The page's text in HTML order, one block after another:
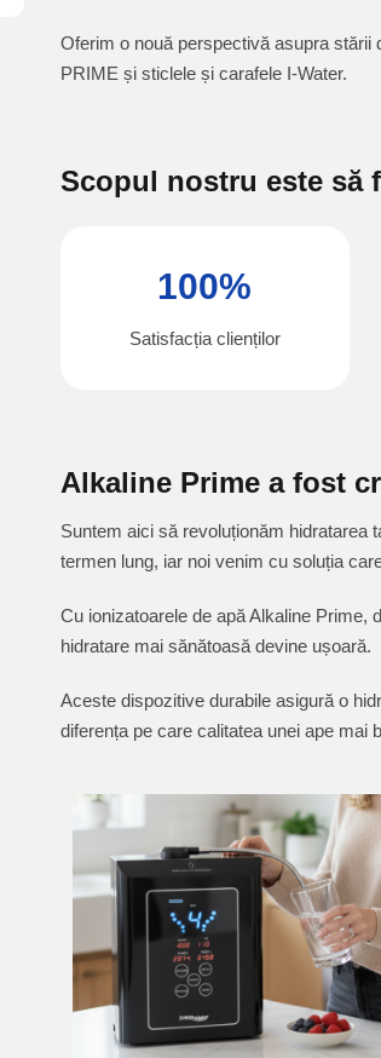
Oferim o nouă perspectivă asupra stării
PRIME și sticlele și carafele I-Water.
Scopul nostru este să
100%
Satisfacția clienților
Alkaline Prime a fost
Suntem aici să revoluționăm hidratarea
termen lung, iar noi venim cu soluția
Cu ionizatoarele de apă Alkaline Prime,
hidratare mai sănătoasă devine ușoară.
Aceste dispozitive durabile asigură o
diferența pe care calitatea unei ape mai